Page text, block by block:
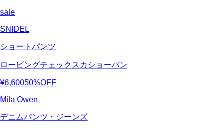
sale
SNIDEL
ショートパンツ
ロービングチェックスカショーパン
¥6,60050%OFF
Mila Owen
デニムパンツ・ジーンズ